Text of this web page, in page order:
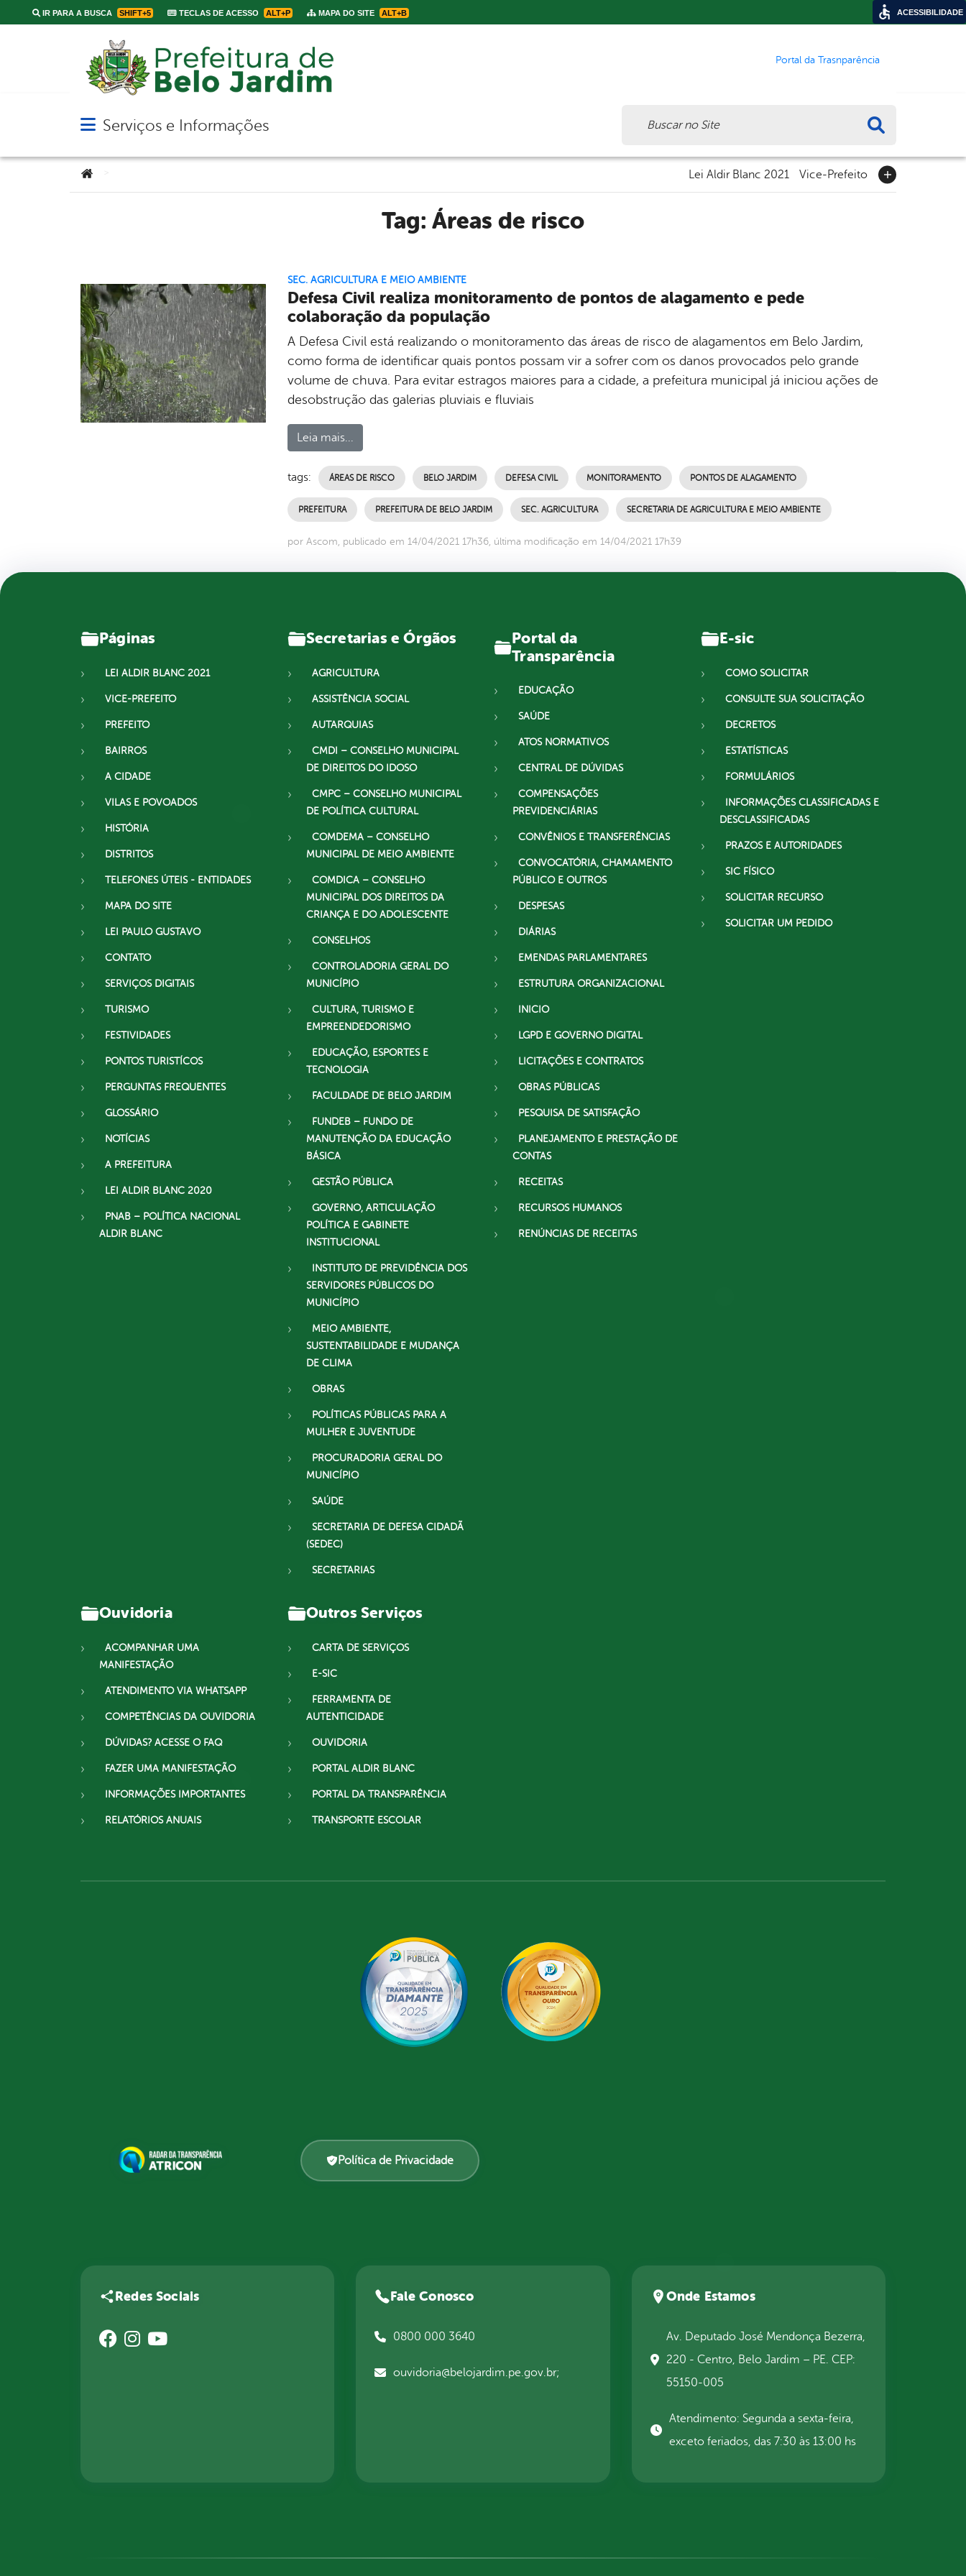
IR PARA A BUSCA SHIFT+5 TECLAS DE ACESSO ALT+P MAPA DO SITE ALT+B
Portal da Trasnparência
Abrir menu principal de navegação
Serviços e Informações
Você está aqui: Lei Aldir Blanc 2021 Vice-Prefeito
Tag: Áreas de risco
SEC. AGRICULTURA E MEIO AMBIENTE
Defesa Civil realiza monitoramento de pontos de alagamento e pede
colaboração da população
A Defesa Civil está realizando o monitoramento das áreas de risco de alagamentos em Belo Jardim,
como forma de identificar quais pontos possam vir a sofrer com os danos provocados pelo grande
volume de chuva. Para evitar estragos maiores para a cidade, a prefeitura municipal já iniciou ações de
desobstrução das galerias pluviais e fluviais
Leia mais...
tags: ÁREAS DE RISCO BELO JARDIM DEFESA CIVIL MONITORAMENTO PONTOS DE ALAGAMENTO
PREFEITURA PREFEITURA DE BELO JARDIM SEC. AGRICULTURA SECRETARIA DE AGRICULTURA E MEIO AMBIENTE
por Ascom, publicado em 14/04/2021 17h36, última modificação em 14/04/2021 17h39
Páginas
LEI ALDIR BLANC 2021
VICE-PREFEITO
PREFEITO
BAIRROS
A CIDADE
VILAS E POVOADOS
HISTÓRIA
DISTRITOS
TELEFONES ÚTEIS - ENTIDADES
MAPA DO SITE
LEI PAULO GUSTAVO
CONTATO
SERVIÇOS DIGITAIS
TURISMO
FESTIVIDADES
PONTOS TURISTÍCOS
PERGUNTAS FREQUENTES
GLOSSÁRIO
NOTÍCIAS
A PREFEITURA
LEI ALDIR BLANC 2020
PNAB – POLÍTICA NACIONAL
ALDIR BLANC
Secretarias e Órgãos
AGRICULTURA
ASSISTÊNCIA SOCIAL
AUTARQUIAS
CMDI – CONSELHO MUNICIPAL
DE DIREITOS DO IDOSO
CMPC – CONSELHO MUNICIPAL
DE POLÍTICA CULTURAL
COMDEMA – CONSELHO
MUNICIPAL DE MEIO AMBIENTE
COMDICA – CONSELHO
MUNICIPAL DOS DIREITOS DA
CRIANÇA E DO ADOLESCENTE
CONSELHOS
CONTROLADORIA GERAL DO
MUNICÍPIO
CULTURA, TURISMO E
EMPREENDEDORISMO
EDUCAÇÃO, ESPORTES E
TECNOLOGIA
FACULDADE DE BELO JARDIM
FUNDEB – FUNDO DE
MANUTENÇÃO DA EDUCAÇÃO
BÁSICA
GESTÃO PÚBLICA
GOVERNO, ARTICULAÇÃO
POLÍTICA E GABINETE
INSTITUCIONAL
INSTITUTO DE PREVIDÊNCIA DOS
SERVIDORES PÚBLICOS DO
MUNICÍPIO
MEIO AMBIENTE,
SUSTENTABILIDADE E MUDANÇA
DE CLIMA
OBRAS
POLÍTICAS PÚBLICAS PARA A
MULHER E JUVENTUDE
PROCURADORIA GERAL DO
MUNICÍPIO
SAÚDE
SECRETARIA DE DEFESA CIDADÃ
(SEDEC)
SECRETARIAS
Portal da
Transparência
EDUCAÇÃO
SAÚDE
ATOS NORMATIVOS
CENTRAL DE DÚVIDAS
COMPENSAÇÕES
PREVIDENCIÁRIAS
CONVÊNIOS E TRANSFERÊNCIAS
CONVOCATÓRIA, CHAMAMENTO
PÚBLICO E OUTROS
DESPESAS
DIÁRIAS
EMENDAS PARLAMENTARES
ESTRUTURA ORGANIZACIONAL
INICIO
LGPD E GOVERNO DIGITAL
LICITAÇÕES E CONTRATOS
OBRAS PÚBLICAS
PESQUISA DE SATISFAÇÃO
PLANEJAMENTO E PRESTAÇÃO DE
CONTAS
RECEITAS
RECURSOS HUMANOS
RENÚNCIAS DE RECEITAS
E-sic
COMO SOLICITAR
CONSULTE SUA SOLICITAÇÃO
DECRETOS
ESTATÍSTICAS
FORMULÁRIOS
INFORMAÇÕES CLASSIFICADAS E
DESCLASSIFICADAS
PRAZOS E AUTORIDADES
SIC FÍSICO
SOLICITAR RECURSO
SOLICITAR UM PEDIDO
Ouvidoria
ACOMPANHAR UMA
MANIFESTAÇÃO
ATENDIMENTO VIA WHATSAPP
COMPETÊNCIAS DA OUVIDORIA
DÚVIDAS? ACESSE O FAQ
FAZER UMA MANIFESTAÇÃO
INFORMAÇÕES IMPORTANTES
RELATÓRIOS ANUAIS
Outros Serviços
CARTA DE SERVIÇOS
E-SIC
FERRAMENTA DE
AUTENTICIDADE
OUVIDORIA
PORTAL ALDIR BLANC
PORTAL DA TRANSPARÊNCIA
TRANSPORTE ESCOLAR
Política de Privacidade
Redes Sociais Fale Conosco
0800 000 3640
ouvidoria@belojardim.pe.gov.br;
Onde Estamos
Av. Deputado José Mendonça Bezerra,
220 - Centro, Belo Jardim – PE. CEP:
55150-005
Atendimento: Segunda a sexta-feira,
exceto feriados, das 7:30 às 13:00 hs
ACESSIBILIDADE